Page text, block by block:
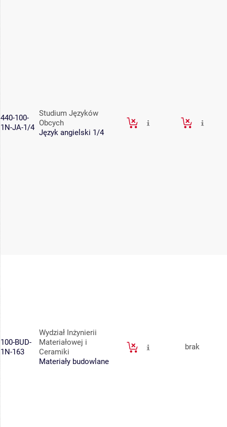
440-100-
1N-JA-1/4
Studium Języków
Obcych
Język angielski 1/4
100-BUD-
1N-163
Wydział Inżynierii
Materiałowej i
Ceramiki
Materiały budowlane
brak